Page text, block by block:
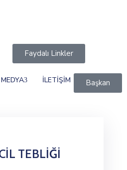
Faydalı Linkler
MEDYA İLETİŞİM Başkan
TEBLİĞİ